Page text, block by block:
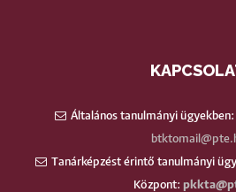
Általános tanulmányi
Tanárképzést érintő tanulmányi
Központ: